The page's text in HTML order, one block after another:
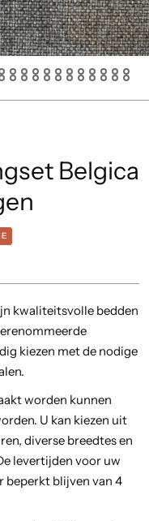
Belgica
kwaliteitsvolle bedden
kiezen met de nodige
worden kunnen
U kan kiezen uit
diverse breedtes en
levertijden voor uw
beperkt blijven van 4